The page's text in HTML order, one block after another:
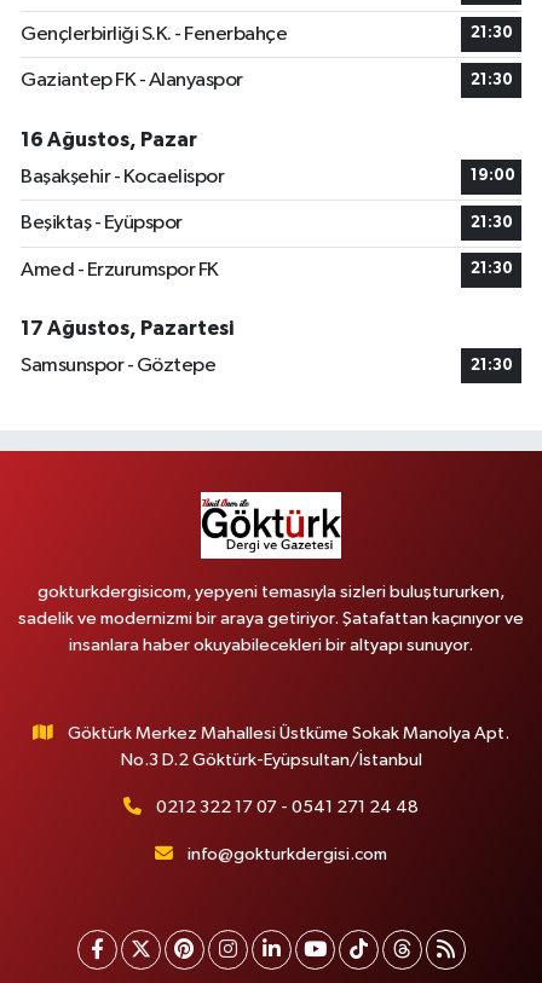
Gençlerbirliği S.K. - Fenerbahçe 21:30
Gaziantep FK - Alanyaspor 21:30
16 Ağustos, Pazar
Başakşehir - Kocaelispor
19:00
Beşiktaş - Eyüpspor 21:30
Amed - Erzurumspor FK 21:30
17 Ağustos, Pazartesi
Samsunspor - Göztepe
21:30
gokturkdergisicom, yepyeni temasıyla sizleri buluştururken,
sadelik ve modernizmi bir araya getiriyor. Şatafattan kaçınıyor ve
insanlara haber okuyabilecekleri bir altyapı sunuyor.
Göktürk Merkez Mahallesi Üstküme Sokak Manolya Apt.
No.3 D.2 Göktürk-Eyüpsultan/İstanbul
0212 322 17 07 - 0541 271 24 48
info@gokturkdergisi.com